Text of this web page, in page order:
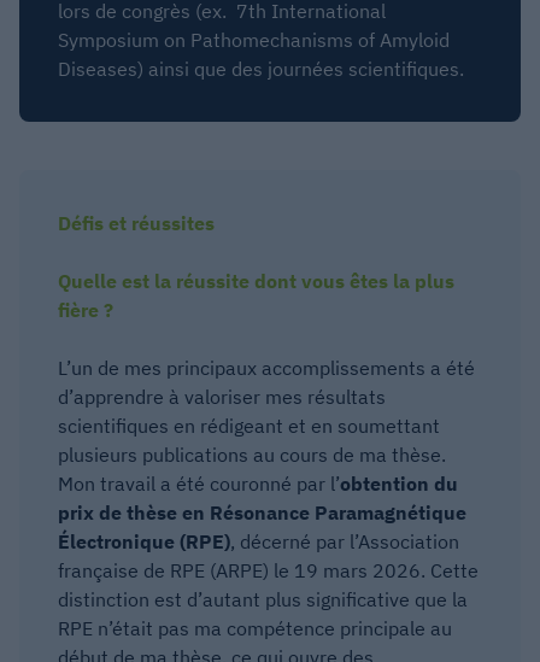
lors de congrès (ex. 7th International
Symposium on Pathomechanisms of Amyloid
Diseases) ainsi que des journées scientifiques.
Défis et réussites
Quelle est la réussite dont vous êtes la plus
fière ?
L’un de mes principaux accomplissements a été
d’apprendre à valoriser mes résultats
scientifiques en rédigeant et en soumettant
plusieurs publications au cours de ma thèse.
Mon travail a été couronné par l’obtention du
prix de thèse en Résonance Paramagnétique
Électronique (RPE), décerné par l’Association
française de RPE (ARPE) le 19 mars 2026. Cette
distinction est d’autant plus significative que la
RPE n’était pas ma compétence principale au
début de ma thèse, ce qui ouvre des